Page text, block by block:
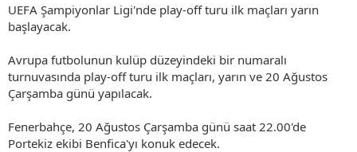
UEFA Şampiyonlar Ligi'nde play-off turu ilk maçları yarın
başlayacak.
Avrupa futbolunun kulüp düzeyindeki bir numaralı
turnuvasında play-off turu ilk maçları, yarın ve 20 Ağustos
Çarşamba günü yapılacak.
Fenerbahçe, 20 Ağustos Çarşamba günü saat 22.00'de
Portekiz ekibi Benfica'yı konuk edecek.